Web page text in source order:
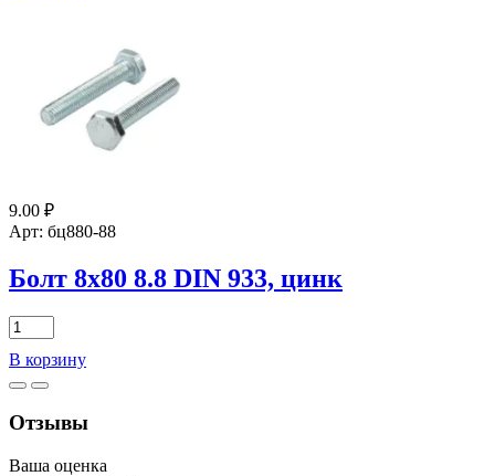
9.00 ₽
Арт: бц880-88
Болт 8х80 8.8 DIN 933, цинк
Количество
товара
Болт
8х80
DIN
цинк
В корзину
Отзывы
Ваша оценка